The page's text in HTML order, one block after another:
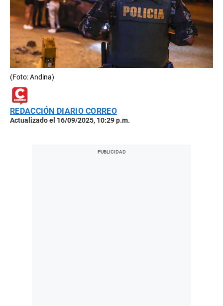
(Foto: Andina)
REDACCIÓN DIARIO CORREO
Actualizado el 16/09/2025, 10:29 p.m.